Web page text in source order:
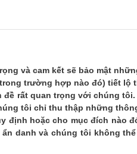
và cam kết sẽ bảo mật
trường hợp nào đó) tiết lộ
rất quan trọng với chúng
tôi chỉ thu thập những
hoặc cho mục đích nào
danh và chúng tôi không